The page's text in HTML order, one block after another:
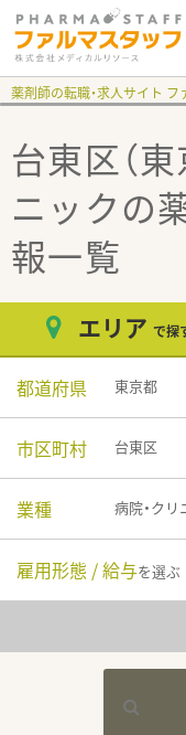
薬剤師の転職・求人サイト
台東区（
ニックの
報一覧
エリア で探
都道府県 東京都
市区町村 台東区
業種 病院・クリ
雇用形態 / 給与を選ぶ